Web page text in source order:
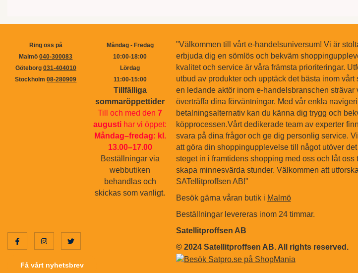
Ring oss på
Malmö040-300083
Göteborg 031-404010
Stockholm08-280909
Måndag - Fredag
10:00-18:00
Lördag
11:00-15:00
Tillfälliga
sommaröppettider
Till och med den7
augusti har vi öppet:
Måndag–fredag: kl.
13.00–17.00
Beställningar via
webbutiken
behandlas och
skickas som vanligt.
Få vårt nyhetsbrev
"Välkommen till vårt e-handelsuniversum! Vi är
erbjuda dig en sömlös och bekväm
kvalitet och service är våra främsta prioriteringar.
utbud av produkter och upptäck det bästa inom vårt
en ledande aktör inom e-handelsbranschen strävar
överträffa dina förväntningar. Med vår enkla
betalningsalternativ kan du känna dig trygg och
köpprocessen.Vårt dedikerade team av experter
svara på dina frågor och ge dig personlig service.
att göra din shoppingupplevelse till något utöver
steget in i framtidens shopping med oss och låt oss
skapa minnesvärda stunder. Välkommen att
SATellitproffsen AB!"
Besök gärna våran butik i Malmö
Beställningar levereras inom 24 timmar.
Satellitproffsen AB
© 2024 Satellitproffsen AB. All rights reserved.